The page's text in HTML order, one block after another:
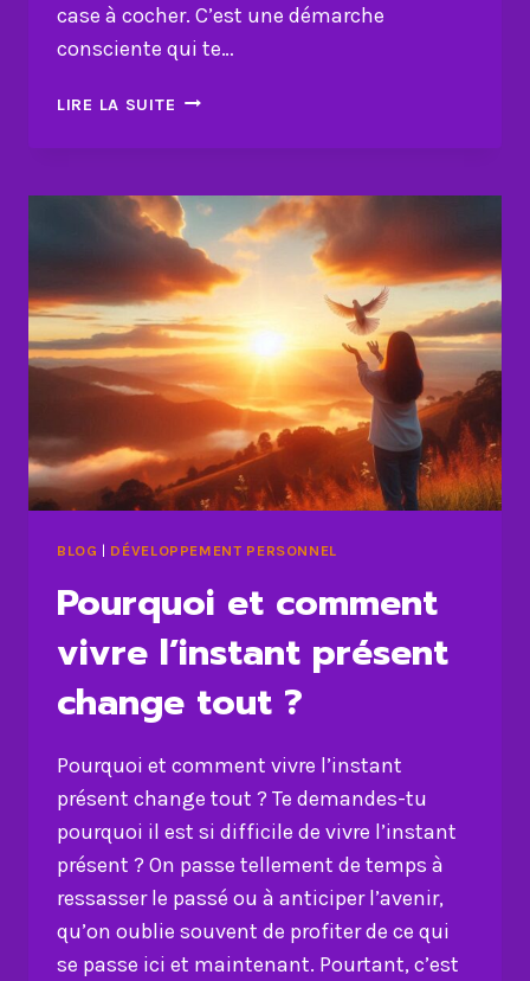
case à cocher. C’est une démarche
consciente qui te…
LIRE LA SUITE POURQUOI
ACTIONS
POSITIVES
CHANGE
TA
VIE
BLOG | DÉVELOPPEMENT PERSONNEL
Pourquoi et comment
vivre l’instant présent
change tout ?
Pourquoi et comment vivre l’instant
présent change tout ? Te demandes-tu
pourquoi il est si difficile de vivre l’instant
présent ? On passe tellement de temps à
ressasser le passé ou à anticiper l’avenir,
qu’on oublie souvent de profiter de ce qui
se passe ici et maintenant. Pourtant, c’est